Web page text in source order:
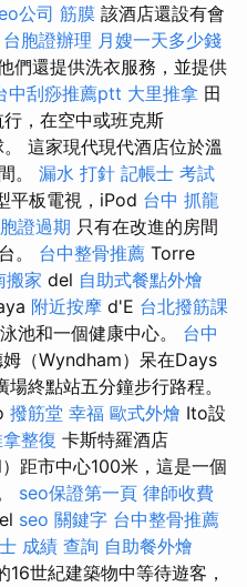
公司 筋膜 該酒店還設有會
台胞證辦理 月嫂一天多少錢
們還提供洗衣服務，並提供
中刮痧推薦ptt 大里推拿 田
，在空中或班克斯
這家現代現代酒店位於溫
。 漏水 打針 記帳士 考試
平板電視，iPod 台中 抓龍
證過期 只有在改進的房間
。 台中整骨推薦 Torre
搬家 del 自助式餐點外燴
附近按摩 d'E 台北撥筋課
池和一個健康中心。 台中
（Wyndham）呆在Days
終點站五分鐘步行路程。
撥筋堂 幸福 歐式外燴 Ito設
整復 卡斯特羅酒店
距市中心100米，這是一個
seo保證第一頁 律師收費
seo 關鍵字 台中整骨推薦
成績 查詢 自助餐外燴
世紀建築物中等待遊客，